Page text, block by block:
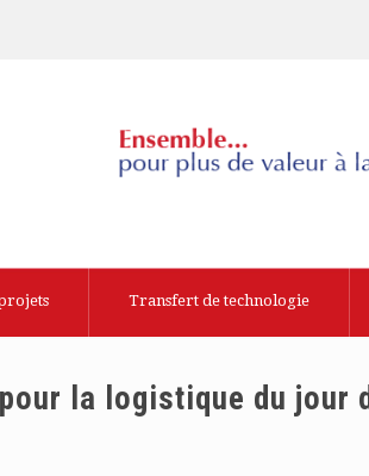
Transfert de technologie
la logistique du jour